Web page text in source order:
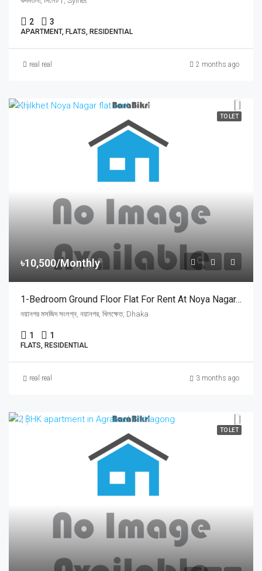
2 3
APARTMENT, FLATS, RESIDENTIAL
real real 2 months ago
TO LET
৳10,500/Monthly
1-Bedroom Ground Floor Flat For Rent At Noya Nagar, Khilkhet | খিলক্ষেত নয়ানগরে সিসিটিভি সুবিধাসহ ১ বেডরুমের চমৎকার ফ্ল্যাট ভাড়া
নয়ানগর মসজিদ সংলগ্ন, নয়ানগর, খিলক্ষেত, Dhaka
1 1
FLATS, RESIDENTIAL
real real 3 months ago
TO LET